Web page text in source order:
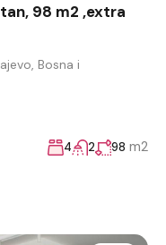
98 m2 ,extra
Bosna i
4 2 98 m2